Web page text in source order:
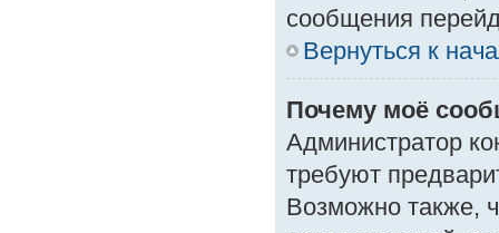
сообщения
Вернуться к
Почему моё
Администратор
требуют
Возможно также,